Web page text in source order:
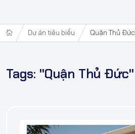
Dự án tiêu biểu Quận Thủ Đức
Tags: "Quận Thủ Đức"